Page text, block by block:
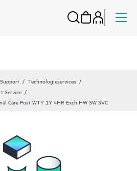
Technologieservices
Service
Care Post WTY 1Y 4HR Exch HW SW SVC